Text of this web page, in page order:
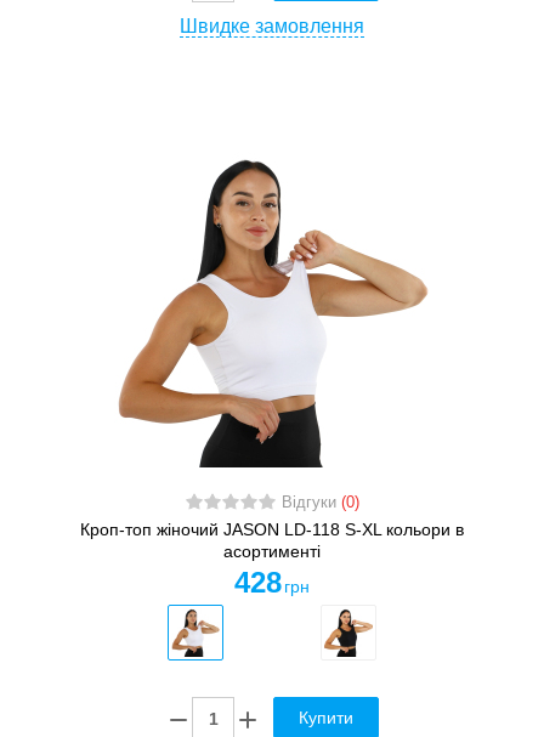
Швидке замовлення
Відгуки (0)
Кроп-топ жіночий JASON LD-118 S-XL кольори в
асортименті
428 грн
Купити